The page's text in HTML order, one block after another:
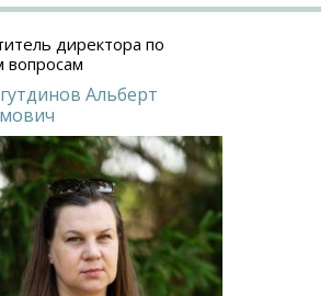
директора по
Альберт